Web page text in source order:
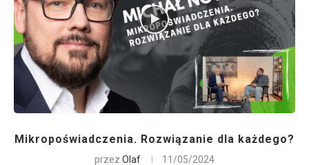
Mikropoświadczenia. Rozwiązanie dla każdego?
przez Olaf 11/05/2024